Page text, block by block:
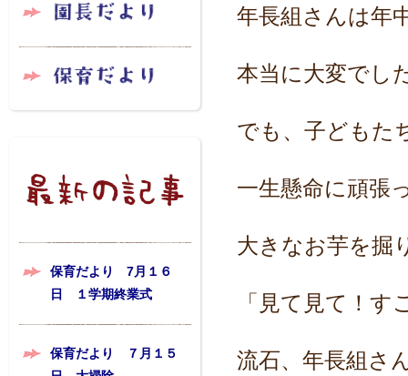
保育だより 7月１６
日 １学期終業式
保育だより ７月１５
年長組さんは年
本当に大変でし
でも、子どもた
一生懸命に頑張
大きなお芋を掘
「見て見て！
流石、年長組さ